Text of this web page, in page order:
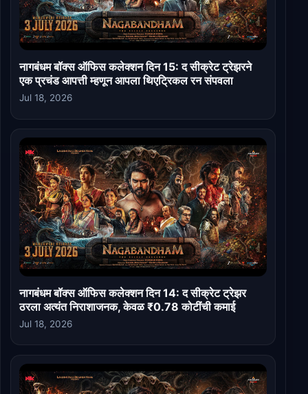
नागबंधम बॉक्स ऑफिस कलेक्शन दिन 15: द सीक्रेट ट्रेझरने
एक प्रचंड आपत्ती म्हणून आपला थिएट्रिकल रन संपवला
Jul 18, 2026
नागबंधम बॉक्स ऑफिस कलेक्शन दिन 14: द सीक्रेट ट्रेझर
ठरला अत्यंत निराशाजनक, केवळ ₹0.78 कोटींची कमाई
Jul 18, 2026